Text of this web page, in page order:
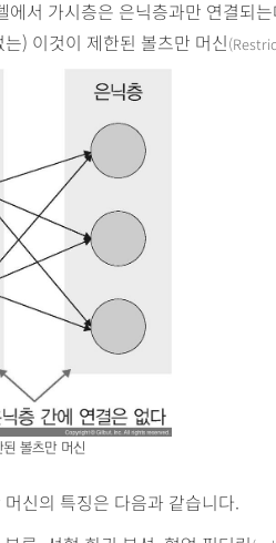
에서 가시층은 은닉층과만 연결되
) 이것이 제한된 볼츠만 머신
볼츠만 머신
신의 특징은 다음과 같습니다.